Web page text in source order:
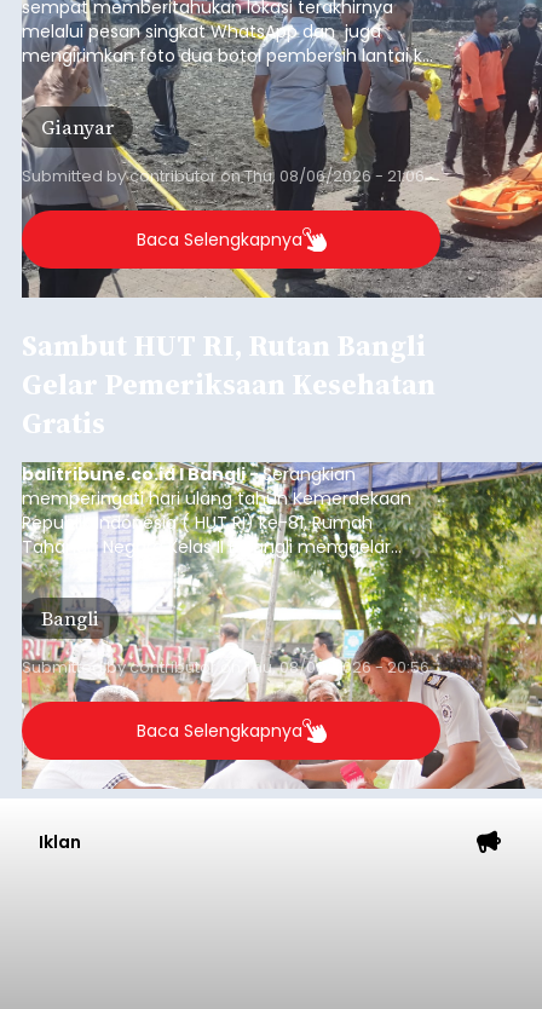
sempat memberitahukan lokasi terakhirnya
melalui pesan singkat WhatsApp dan juga
mengirimkan foto dua botol pembersih lantai ke
istrinya.
Gianyar
Submitted bycontributoronThu, 08/06/2026 - 21:06
Baca Selengkapnya
Sambut HUT RI, Rutan Bangli
Gelar Pemeriksaan Kesehatan
Gratis
balitribune.co.id I Bangli -Serangkian
memperingati hari ulang tahun Kemerdekaan
Republik Indonesia ( HUT RI) ke-81, Rumah
Tahanan Negara Kelas II B Bangli menggelar
kegiatan pemeriksaan kesehatan gratis, Rabu
(6/8/2026).
Bangli
Submitted bycontributor Thu, 08/06/2026 - 20:56
Baca Selengkapnya
Iklan